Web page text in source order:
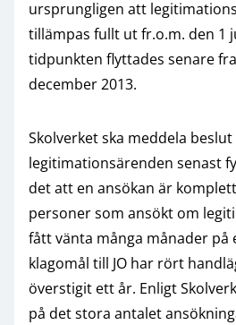
ursprungligen att
tillämpas fullt ut fr.o.m. den 1
tidpunkten flyttades senare
december 2013.
Skolverket ska meddela beslut
legitimationsärenden senast
det att en ansökan är
personer som ansökt om
fått vänta många månader på
klagomål till JO har rört
överstigit ett år. Enligt
på det stora antalet